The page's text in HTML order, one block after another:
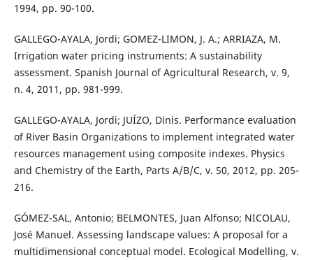
1994, pp. 90-100.
GALLEGO-AYALA, Jordi; GOMEZ-LIMON, J. A.; ARRIAZA, M.
Irrigation water pricing instruments: A sustainability
assessment. Spanish Journal of Agricultural Research, v. 9,
n. 4, 2011, pp. 981-999.
GALLEGO-AYALA, Jordi; JUÍZO, Dinis. Performance evaluation
of River Basin Organizations to implement integrated water
resources management using composite indexes. Physics
and Chemistry of the Earth, Parts A/B/C, v. 50, 2012, pp. 205-
216.
GÓMEZ-SAL, Antonio; BELMONTES, Juan Alfonso; NICOLAU,
José Manuel. Assessing landscape values: A proposal for a
multidimensional conceptual model. Ecological Modelling, v.